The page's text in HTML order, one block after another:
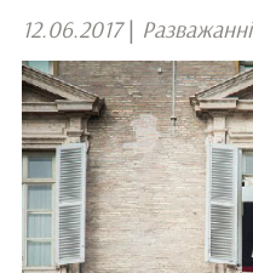
12.06.2017| Разважанні